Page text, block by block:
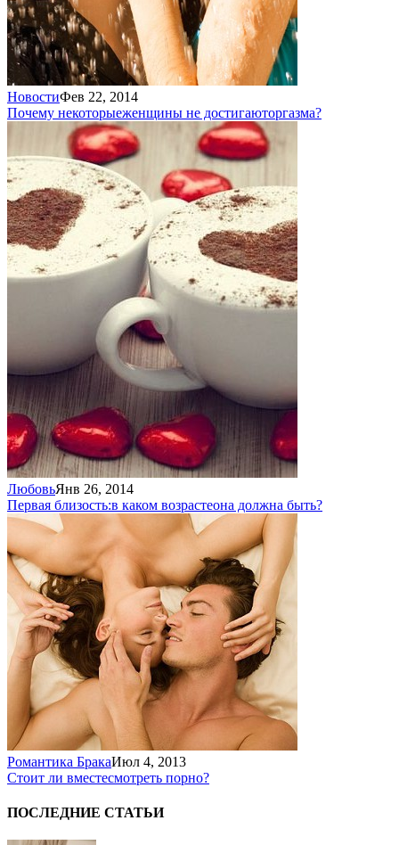
НовостиФев 22, 2014
Почему некоторыеженщины не достигаюторгазма?
ЛюбовьЯнв 26, 2014
Первая близость:в каком возрастеона должна быть?
Романтика БракаИюл 4, 2013
Стоит ли вместесмотреть порно?
ПОСЛЕДНИЕ СТАТЬИ